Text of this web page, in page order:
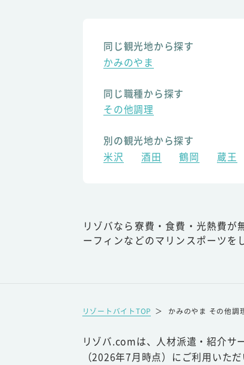
同じ観光地から探す
かみのやま
同じ職種から探す
その他調理
別の観光地から探す
米沢
酒田 鶴岡 蔵王
リゾバなら寮費・食費・光熱費
ーフィンなどのマリンスポーツを
リゾートバイトTOP ＞ かみのやま その他調
リゾバ.comは、人材派遣・紹介サ
（2026年7月時点）にご利用いただ